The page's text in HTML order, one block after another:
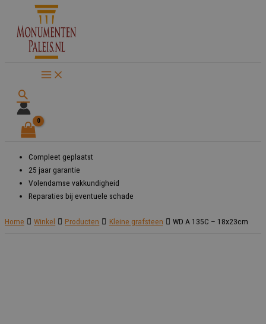
naar
Zoeken
Compleet geplaatst
25 jaar garantie
Volendamse vakkundigheid
Reparaties bij eventuele schade
Home Winkel Producten Kleine grafsteen WD A 135C – 18x23cm